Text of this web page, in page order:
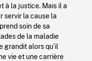
à la justice. Mais il a
servir la cause la
soin de sa
de la maladie
grandit alors qu’il
vie et une carrière